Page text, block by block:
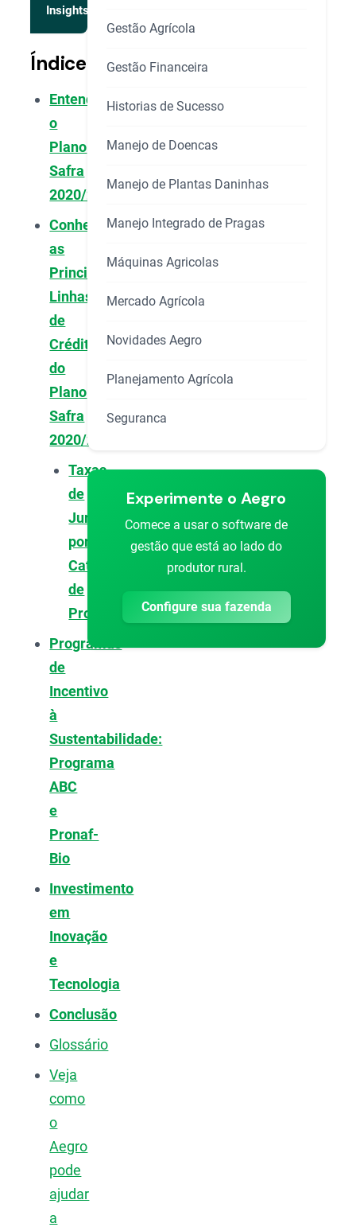
Insights
Índice
Entendendo
o
Plano
Safra
2020/21
Conheça
as
Principais
Linhas
de
Crédito
do
Plano
Safra
2020/21
Taxas
de
Juros
por
Categoria
de
Produtor
Programas
de
Incentivo
à
Sustentabilidade:
Programa
ABC
e
Pronaf-
Bio
Investimento
em
Inovação
e
Tecnologia
Conclusão
Glossário
Veja
como
o
Aegro
pode
ajudar
a
Gestão Agrícola
Gestão Financeira
Historias de Sucesso
Manejo de Doencas
Manejo de Plantas Daninhas
Manejo Integrado de Pragas
Máquinas Agricolas
Mercado Agrícola
Novidades Aegro
Planejamento Agrícola
Seguranca
Experimente o Aegro
Comece a usar o software de
gestão que está ao lado do
produtor rural.
Configure sua fazenda